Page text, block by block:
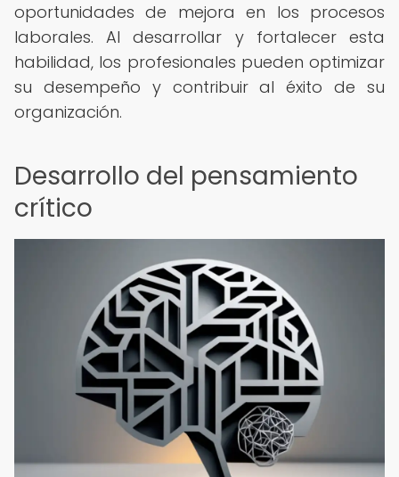
oportunidades de mejora en los procesos
laborales. Al desarrollar y fortalecer esta
habilidad, los profesionales pueden optimizar
su desempeño y contribuir al éxito de su
organización.
Desarrollo del pensamiento
crítico